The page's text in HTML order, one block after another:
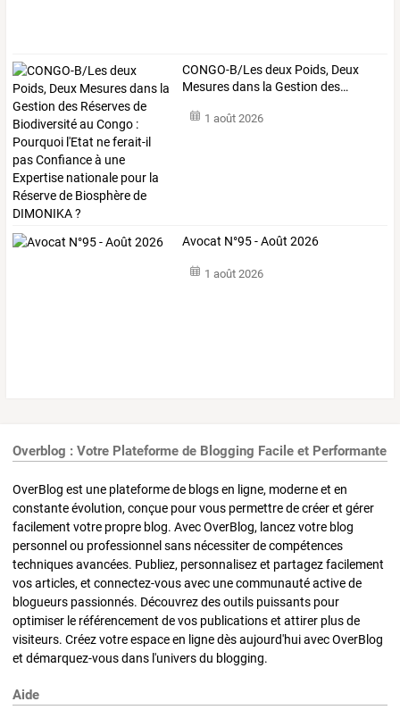
CONGO-B/Lesdeux Poids, Deux
Mesuresdans la Gestion des…
1 août 2026
Avocat N°95 - Août 2026
1 août 2026
Overblog : Votre Plateforme de Blogging Facile et Performante
OverBlog est une plateforme de blogs en ligne, moderne et en
constante évolution, conçue pour vous permettre de créer et gérer
facilement votre propre blog. Avec OverBlog, lancez votre blog
personnel ou professionnel sans nécessiter de compétences
techniques avancées. Publiez, personnalisez et partagez facilement
vos articles, et connectez-vous avec une communauté active de
blogueurs passionnés. Découvrez des outils puissants pour
optimiser le référencement de vos publications et attirer plus de
visiteurs. Créez votre espace en ligne dès aujourd'hui avec OverBlog
et démarquez-vous dans l'univers du blogging.
Aide